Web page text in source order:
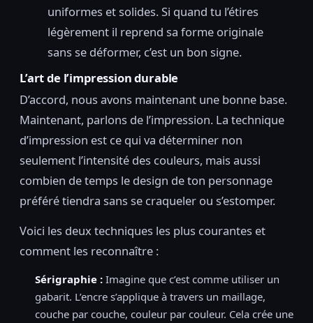
uniformes et solides. Si quand tu l’étires
légèrement il reprend sa forme originale
sans se déformer, c’est un bon signe.
L’art de l’impression durable
D’accord, nous avons maintenant une bonne base.
Maintenant, parlons de l’impression. La technique
d’impression est ce qui va déterminer non
seulement l’intensité des couleurs, mais aussi
combien de temps le design de ton personnage
préféré tiendra sans se craqueler ou s’estomper.
Voici les deux techniques les plus courantes et
comment les reconnaître :
Sérigraphie : Imagine que c’est comme utiliser un
gabarit. L’encre s’applique à travers un maillage,
couche par couche, couleur par couleur. Cela crée une